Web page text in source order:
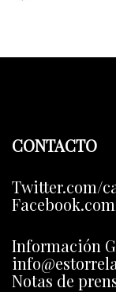
CONTACTO
Twitter.com/
Información
Notas de